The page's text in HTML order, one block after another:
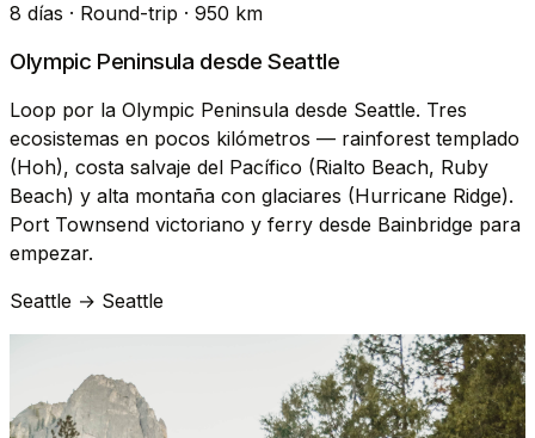
8 días · Round-trip · 950 km
Olympic Peninsula desde Seattle
Loop por la Olympic Peninsula desde Seattle. Tres
ecosistemas en pocos kilómetros — rainforest templado
(Hoh), costa salvaje del Pacífico (Rialto Beach, Ruby
Beach) y alta montaña con glaciares (Hurricane Ridge).
Port Townsend victoriano y ferry desde Bainbridge para
empezar.
Seattle → Seattle